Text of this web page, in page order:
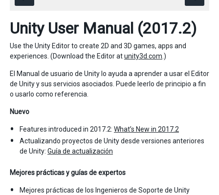
Unity User Manual (2017.2)
Use the Unity Editor to create 2D and 3D games, apps and
experiences. (Download the Editor atunity3d.com .)
El Manual de usuario de Unity lo ayuda a aprender a usar el Editor
de Unity y sus servicios asociados. Puede leerlo de principio a fin
o usarlo como referencia.
Nuevo
Features introduced in 2017.2: What’s New in 2017.2
Actualizando proyectos de Unity desde versiones anteriores
de Unity: Guía de actualización
Mejores prácticas y guías de expertos
Mejores prácticas de los Ingenieros de Soporte de Unity